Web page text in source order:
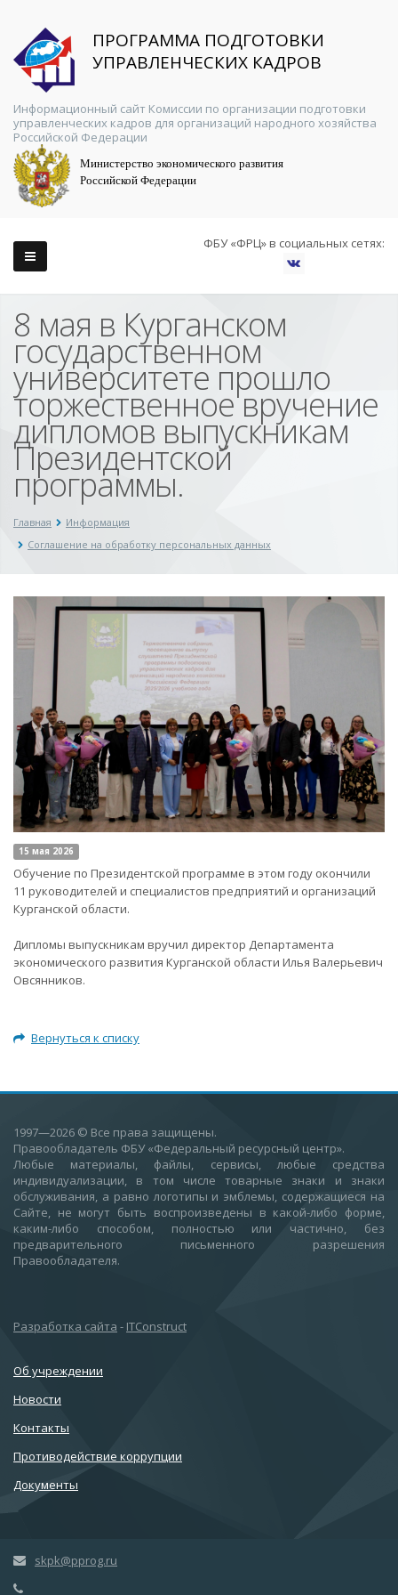
ПРОГРАММА ПОДГОТОВКИ
УПРАВЛЕНЧЕСКИХ КАДРОВ
Информационный сайт Комиссии по организации подготовки
управленческих кадров для организаций народного хозяйства
Российской Федерации
Министерство экономического развития
Российской Федерации
ФБУ «ФРЦ» в социальных сетях:
8 мая в Курганском
государственном
университете прошло
торжественное вручение
дипломов выпускникам
Президентской
программы.
Главная
Информация
Соглашение на обработку персональных данных
15 мая 2026
Обучение по Президентской программе в этом году окончили
11 руководителей и специалистов предприятий и организаций
Курганской области.
Дипломы выпускникам вручил директор Департамента
экономического развития Курганской области Илья Валерьевич
Овсянников.
Вернуться к списку
1997—2026 © Все права защищены.
Правообладатель ФБУ «Федеральный ресурсный центр».
Любые материалы, файлы, сервисы, любые средства
индивидуализации, в том числе товарные знаки и знаки
обслуживания, а равно логотипы и эмблемы, содержащиеся на
Сайте, не могут быть воспроизведены в какой-либо форме,
каким-либо способом, полностью или частично, без
предварительного письменного разрешения
Правообладателя.
Разработка сайта - ITConstruct
Об учреждении
Новости
Контакты
Противодействие коррупции
Документы
skpk@pprog.ru